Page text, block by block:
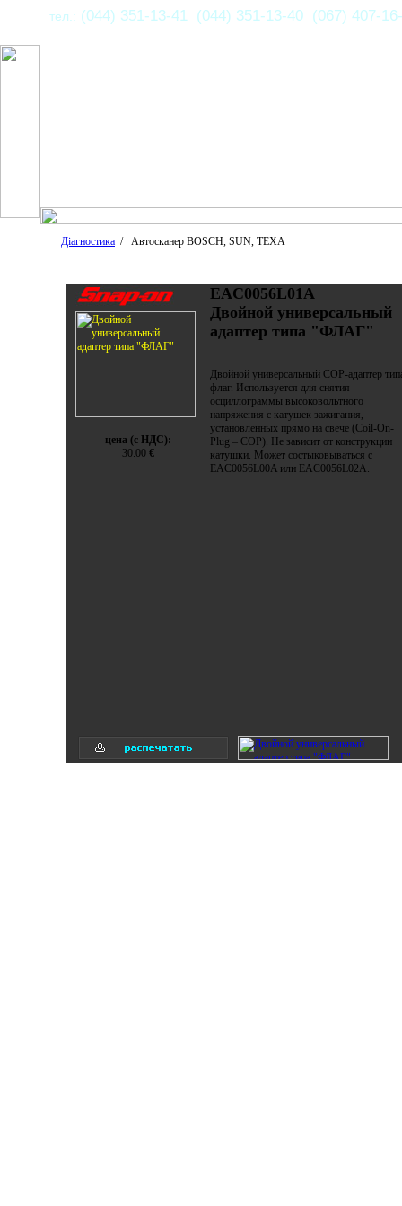
тел.: (044) 351-13-41 (044) 351-13-40 (067) 407-
Діагностика / Автосканер BOSCH, SUN, TEXA
цена (с НДС):
30.00 €
EAC0056L01A
Двойной универсальный
адаптер типа "ФЛАГ"
Двойной универсальный COP-адаптер
флаг. Используется для снятия
осциллограммы высоковольтного
напряжения с катушек зажигания,
установленных прямо на свече (Coil-On-
Plug – COP). Не зависит от конструкции
катушки. Может состыковываться с
EAC0056L00A или EAC0056L02A.